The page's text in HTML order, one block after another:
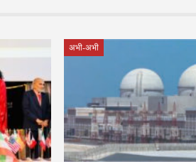
अभी-अभी